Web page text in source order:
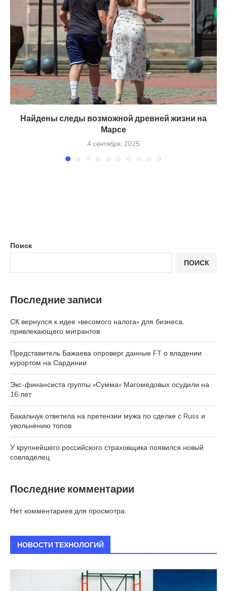
Найдены следы возможной древней жизни на
Марсе
4 сентября, 2025
Поиск
ПОИСК
Последние записи
СК вернулся к идее «весомого налога» для бизнеса,
привлекающего мигрантов
Представитель Бажаева опроверг данные FT о владении
курортом на Сардинии
Экс-финансиста группы «Сумма» Магомедовых осудили на
16 лет
Бакальчук ответила на претензии мужа по сделке с Russ и
увольнению топов
У крупнейшего российского страховщика появился новый
совладелец
Последние комментарии
Нет комментариев для просмотра.
НОВОСТИ ТЕХНОЛОГИЙ